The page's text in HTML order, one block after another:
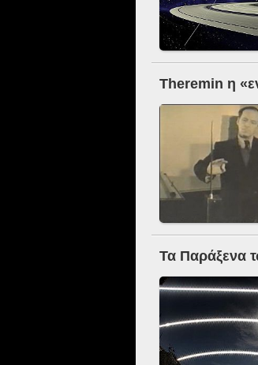
Theremin η
Τα Παράξενα